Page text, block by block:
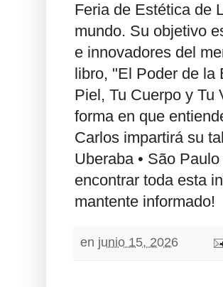
Feria de Estética de
mundo. Su objetivo
e innovadores del
libro, "El Poder de la
Piel, Tu Cuerpo y Tu
forma en que
Carlos impartirá su
Uberaba • São
encontrar toda esta
mantente informado!
en junio 15, 2026